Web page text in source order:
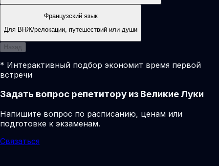
Французский язык
Для ВНЖ/релокации, путешествий или души
Назад
* Интерактивный подбор экономит время первой
встречи
Задать вопрос репетитору из Великие Луки
Напишите вопрос по расписанию, ценам или
подготовке к экзаменам.
Связаться